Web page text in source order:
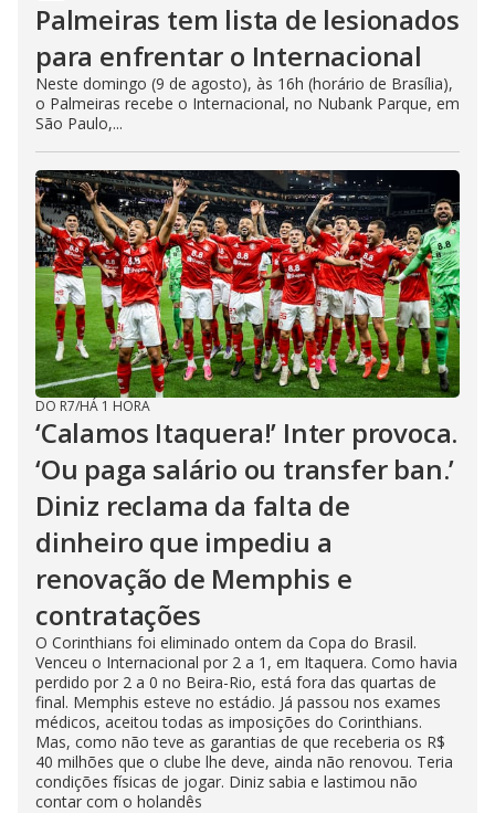
Palmeiras tem lista de lesionados
para enfrentar o Internacional
Neste domingo (9 de agosto), às 16h (horário de Brasília),
o Palmeiras recebe o Internacional, no Nubank Parque, em
São Paulo,...
DO R7/HÁ 1 HORA
‘Calamos Itaquera!’ Inter provoca.
‘Ou paga salário ou transfer ban.’
Diniz reclama da falta de
dinheiro que impediu a
renovação de Memphis e
contratações
O Corinthians foi eliminado ontem da Copa do Brasil.
Venceu o Internacional por 2 a 1, em Itaquera. Como havia
perdido por 2 a 0 no Beira-Rio, está fora das quartas de
final. Memphis esteve no estádio. Já passou nos exames
médicos, aceitou todas as imposições do Corinthians.
Mas, como não teve as garantias de que receberia os R$
40 milhões que o clube lhe deve, ainda não renovou. Teria
condições físicas de jogar. Diniz sabia e lastimou não
contar com o holandês